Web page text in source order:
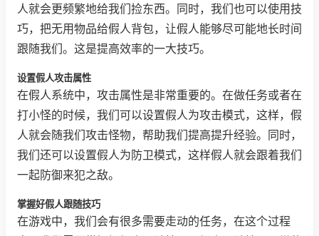
人就会更频繁地给我们捡东西。同时，我们也可以使用技
巧，把无用物品给假人背包，让假人能够尽可能地长时间
跟随我们。这是提高效率的一大技巧。
设置假人攻击属性
在假人系统中，攻击属性是非常重要的。在做任务或者在
打小怪的时候，我们可以设置假人为攻击模式，这样，假
人就会随我们攻击怪物，帮助我们提高提升经验。同时，
我们还可以设置假人为防卫模式，这样假人就会跟着我们
一起防御来犯之敌。
掌握好假人跟随技巧
在游戏中，我们会有很多需要走动的任务，在这个过程